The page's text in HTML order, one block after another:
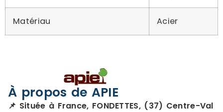
Matériau Acier
À propos de APIE
📌 Située à France, FONDETTES, (37) Centre-Val